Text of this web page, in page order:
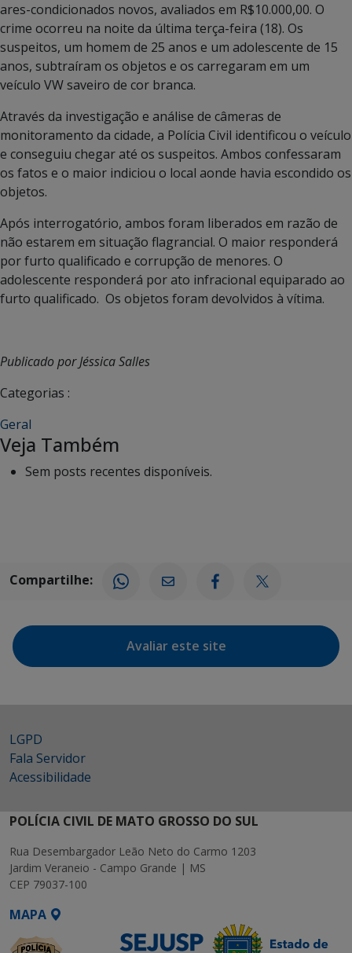
ares-condicionados novos, avaliados em R$10.000,00. O
crime ocorreu na noite da última terça-feira (18). Os
suspeitos, um homem de 25 anos e um adolescente de 15
anos, subtraíram os objetos e os carregaram em um
veículo VW saveiro de cor branca.
Através da investigação e análise de câmeras de
monitoramento da cidade, a Polícia Civil identificou o veículo
e conseguiu chegar até os suspeitos. Ambos confessaram
os fatos e o maior indiciou o local aonde havia escondido os
objetos.
Após interrogatório, ambos foram liberados em razão de
não estarem em situação flagrancial. O maior responderá
por furto qualificado e corrupção de menores. O
adolescente responderá por ato infracional equiparado ao
furto qualificado. Os objetos foram devolvidos à vítima.
Publicado por Jéssica Salles
Categorias :
Geral
Veja Também
Sem posts recentes disponíveis.
Compartilhe:
Avaliar este site
LGPD
Fala Servidor
Acessibilidade
POLÍCIA CIVIL DE MATO GROSSO DO SUL
Rua Desembargador Leão Neto do Carmo 1203
Jardim Veraneio - Campo Grande | MS
CEP 79037-100
MAPA